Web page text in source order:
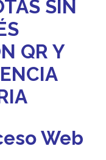
SIN
QR Y
Web